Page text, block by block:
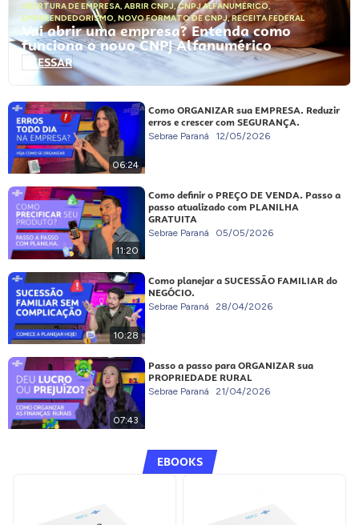
ABERTURA DE EMPRESA, ABRIR CNPJ,CNPJ ALFANUMÉRICO,
EMPREENDEDORISMO, NOVO FORMATO DE CNPJ,RECEITA FEDERAL
Vai abrir uma empresa? Entenda como
funciona o novo CNPJ Alfanumérico
ACESSAR
06:24
Como ORGANIZAR sua EMPRESA. Reduzir
erros e crescer com SEGURANÇA.
Sebrae Paraná 12/05/2026
11:20
Como definir o PREÇO DE VENDA. Passo a
passo atualizado com PLANILHA
GRATUITA
Sebrae Paraná 05/05/2026
10:28
Como planejar a SUCESSÃO FAMILIAR do
NEGÓCIO.
Sebrae Paraná 28/04/2026
07:43
Passo a passo para ORGANIZAR sua
PROPRIEDADE RURAL
Sebrae Paraná 21/04/2026
EBOOKS